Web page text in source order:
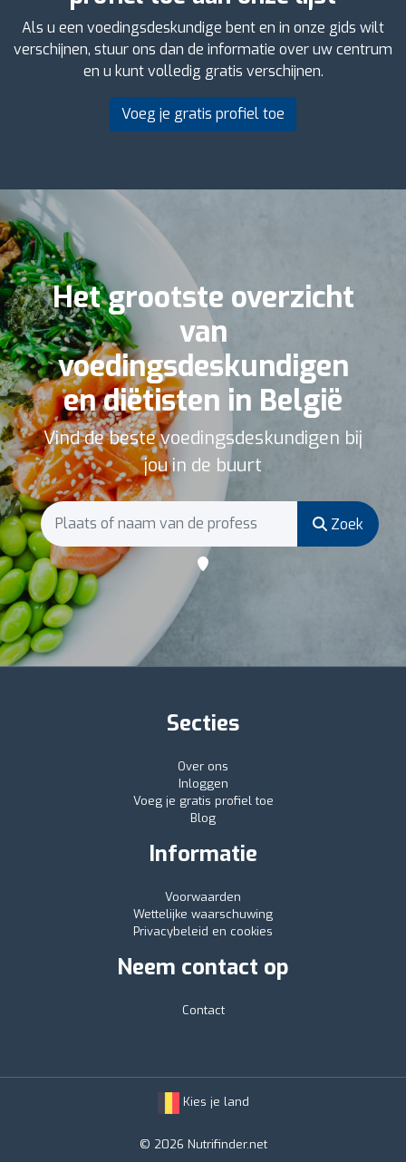
Als u een voedingsdeskundige bent en in onze gids wilt
verschijnen, stuur ons dan de informatie over uw centrum
en u kunt volledig gratis verschijnen.
Voeg je gratis profiel toe
Het grootste overzicht
van
voedingsdeskundigen
en diëtisten in België
Vind de beste voedingsdeskundigen bij
jou in de buurt
Zoek
Secties
Over ons
Inloggen
Voeg je gratis profiel toe
Blog
Informatie
Voorwaarden
Wettelijke waarschuwing
Privacybeleid en cookies
Neem contact op
Contact
Kies je land
© 2026 Nutrifinder.net